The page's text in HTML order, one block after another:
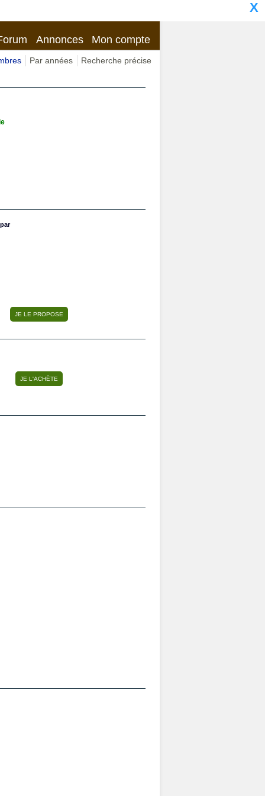
X
Annonces Mon compte
Par années Recherche précise